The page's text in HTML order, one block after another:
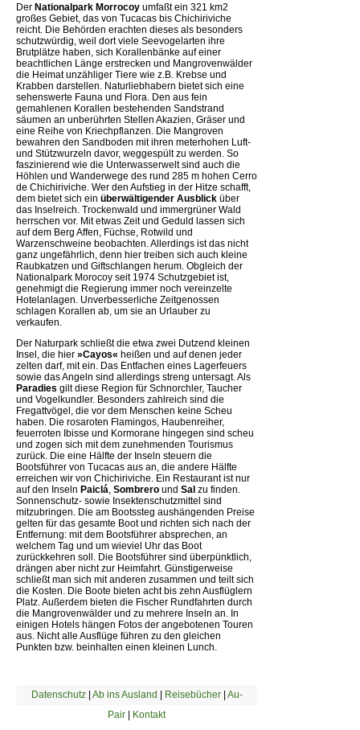
Der Nationalpark Morrocoy umfaßt ein 321 km2
großes Gebiet, das von Tucacas bis Chichiriviche
reicht. Die Behörden erachten dieses als besonders
schutzwürdig, weil dort viele Seevogelarten ihre
Brutplätze haben, sich Korallenbänke auf einer
beachtlichen Länge erstrecken und Mangrovenwälder
die Heimat unzähliger Tiere wie z.B. Krebse und
Krabben darstellen. Naturliebhabern bietet sich eine
sehenswerte Fauna und Flora. Den aus fein
gemahlenen Korallen bestehenden Sandstrand
säumen an unberührten Stellen Akazien, Gräser und
eine Reihe von Kriechpflanzen. Die Mangroven
bewahren den Sandboden mit ihren meterhohen Luft-
und Stützwurzeln davor, weggespült zu werden. So
faszinierend wie die Unterwasserwelt sind auch die
Höhlen und Wanderwege des rund 285 m hohen Cerro
de Chichiriviche. Wer den Aufstieg in der Hitze schafft,
dem bietet sich ein überwältigender Ausblick über
das Inselreich. Trockenwald und immergrüner Wald
herrschen vor. Mit etwas Zeit und Geduld lassen sich
auf dem Berg Affen, Füchse, Rotwild und
Warzenschweine beobachten. Allerdings ist das nicht
ganz ungefährlich, denn hier treiben sich auch kleine
Raubkatzen und Giftschlangen herum. Obgleich der
Nationalpark Morocoy seit 1974 Schutzgebiet ist,
genehmigt die Regierung immer noch vereinzelte
Hotelanlagen. Unverbesserliche Zeitgenossen
schlagen Korallen ab, um sie an Urlauber zu
verkaufen.
Der Naturpark schließt die etwa zwei Dutzend kleinen
Insel, die hier »Cayos« heißen und auf denen jeder
zelten darf, mit ein. Das Entfachen eines Lagerfeuers
sowie das Angeln sind allerdings streng untersagt. Als
Paradies gilt diese Region für Schnorchler, Taucher
und Vogelkundler. Besonders zahlreich sind die
Fregattvögel, die vor dem Menschen keine Scheu
haben. Die rosaroten Flamingos, Haubenreiher,
feuerroten Ibisse und Kormorane hingegen sind scheu
und zogen sich mit dem zunehmenden Tourismus
zurück. Die eine Hälfte der Inseln steuern die
Bootsführer von Tucacas aus an, die andere Hälfte
erreichen wir von Chichiriviche. Ein Restaurant ist nur
auf den Inseln Paiclá Sombrero und Sal zu finden.
Sonnenschutz- sowie Insektenschutzmittel sind
mitzubringen. Die am Bootssteg aushängenden Preise
gelten für das gesamte Boot und richten sich nach der
Entfernung: mit dem Bootsführer absprechen, an
welchem Tag und um wieviel Uhr das Boot
zurückkehren soll. Die Bootsführer sind überpünktlich,
drängen aber nicht zur Heimfahrt. Günstigerweise
schließt man sich mit anderen zusammen und teilt sich
die Kosten. Die Boote bieten acht bis zehn Ausflüglern
Platz. Außerdem bieten die Fischer Rundfahrten durch
die Mangrovenwälder und zu mehrere Inseln an. In
einigen Hotels hängen Fotos der angebotenen Touren
aus. Nicht alle Ausflüge führen zu den gleichen
Punkten bzw. beinhalten einen kleinen Lunch.
Datenschutz| Ab ins Ausland | Reisebücher| Au-
Pair | Kontakt